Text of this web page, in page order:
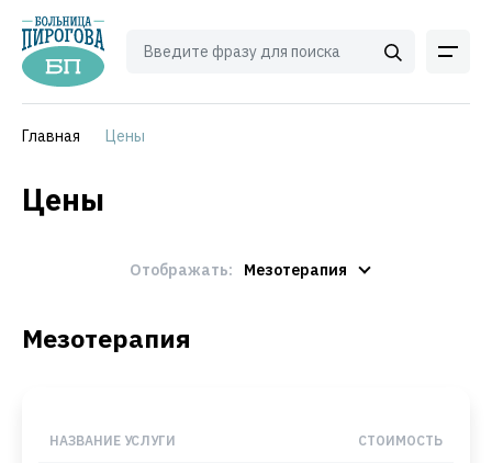
Главная Цены
Цены
Отображать: Мезотерапия
Мезотерапия
НАЗВАНИЕ УСЛУГИ СТОИМОСТЬ